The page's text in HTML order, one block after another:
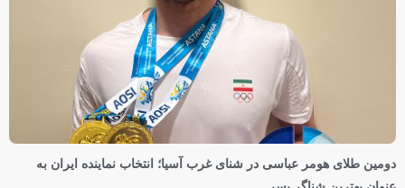
دومین طلای هومر عباسی در شنای غرب آسیا؛ انتخاب نماینده ایران به